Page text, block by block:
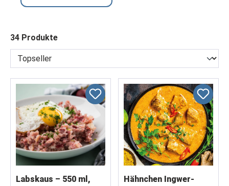
34 Produkte
Labskaus – 550 ml,
Hähnchen Ingwer-